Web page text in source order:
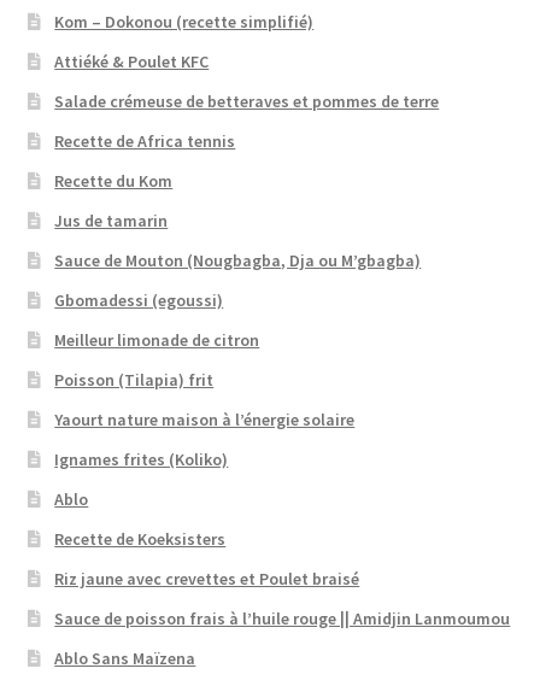
Kom – Dokonou (recette simplifié)
Attiéké & Poulet KFC
Salade crémeuse de betteraves et pommes de terre
Recette de Africa tennis
Recette du Kom
Jus de tamarin
Sauce de Mouton (Nougbagba, Dja ou M’gbagba)
Gbomadessi (egoussi)
Meilleur limonade de citron
Poisson (Tilapia) frit
Yaourt nature maison à l’énergie solaire
Ignames frites (Koliko)
Ablo
Recette de Koeksisters
Riz jaune avec crevettes et Poulet braisé
Sauce de poisson frais à l’huile rouge || Amidjin Lanmoumou
Ablo Sans Maïzena